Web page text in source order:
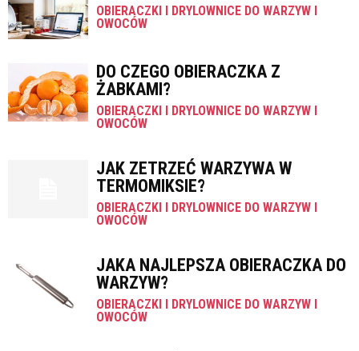
OBIERACZKI I DRYLOWNICE DO WARZYW I
OWOCÓW
DO CZEGO OBIERACZKA Z
ŻABKAMI?
OBIERACZKI I DRYLOWNICE DO WARZYW I
OWOCÓW
JAK ZETRZEĆ WARZYWA W
TERMOMIKSIE?
OBIERACZKI I DRYLOWNICE DO WARZYW I
OWOCÓW
JAKA NAJLEPSZA OBIERACZKA DO
WARZYW?
OBIERACZKI I DRYLOWNICE DO WARZYW I
OWOCÓW